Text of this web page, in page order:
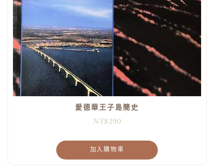
愛德華王子島簡史
NT$290
加入購物車